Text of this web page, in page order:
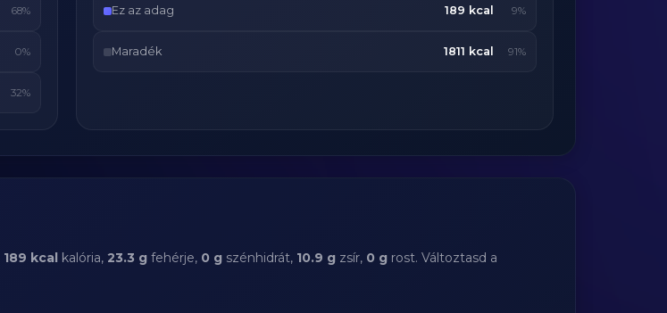
68%
0%
32%
Ez az adag 189 kcal 9%
Maradék 1811 kcal 91%
189 kcal kalória, 23.3 g fehérje, 0 g szénhidrát, 10.9 g zsír, 0 g rost. Változtasd a